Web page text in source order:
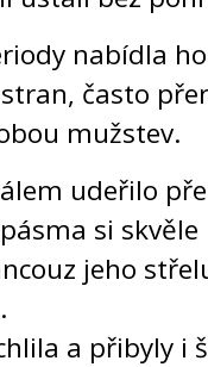
nabídla
často
mužstev.
udeřilo
si
jeho
a přibyly i